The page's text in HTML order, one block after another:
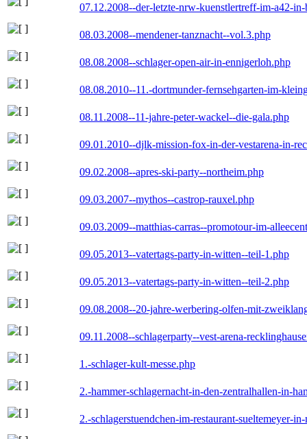
07.12.2008--der-letzte-nrw-kuenstlertreff-im-a42-
08.03.2008--mendener-tanznacht--vol.3.php
08.08.2008--schlager-open-air-in-ennigerloh.php
08.08.2010--11.-dortmunder-fernsehgarten-im-
08.11.2008--11-jahre-peter-wackel--die-gala.php
09.01.2010--djlk-mission-fox-in-der-vestarena-in-
09.02.2008--apres-ski-party--northeim.php
09.03.2007--mythos--castrop-rauxel.php
09.03.2009--matthias-carras--promotour-im-
09.05.2013--vatertags-party-in-witten--teil-1.php
09.05.2013--vatertags-party-in-witten--teil-2.php
09.08.2008--20-jahre-werbering-olfen-mit-
09.11.2008--schlagerparty--vest-arena-
1.-schlager-kult-messe.php
2.-hammer-schlagernacht-in-den-zentralhallen-in-
2.-schlagerstuendchen-im-restaurant-sueltemeyer-